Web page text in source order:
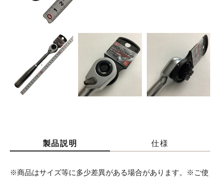
お問い合わせはこちら
製品説明 仕様
※商品はサイズ等に多少差異がある場合があります。※ご使